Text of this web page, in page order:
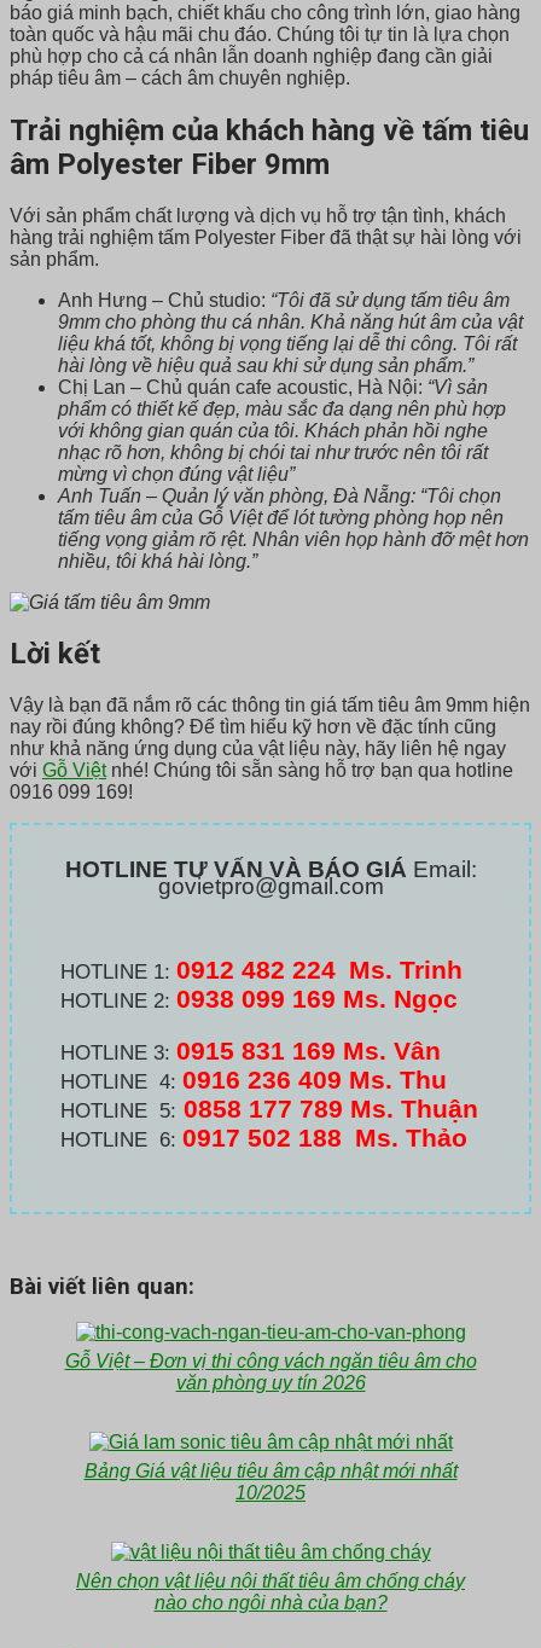
báo giá minh bạch, chiết khấu cho công trình lớn, giao hàng
toàn quốc và hậu mãi chu đáo. Chúng tôi tự tin là lựa chọn
phù hợp cho cả cá nhân lẫn doanh nghiệp đang cần giải
pháp tiêu âm – cách âm chuyên nghiệp.
Trải nghiệm của khách hàng về tấm tiêu
âm Polyester Fiber 9mm
Với sản phẩm chất lượng và dịch vụ hỗ trợ tận tình, khách
hàng trải nghiệm tấm Polyester Fiber đã thật sự hài lòng với
sản phẩm.
Anh Hưng – Chủ studio: “Tôi đã sử dụng tấm tiêu âm
9mm cho phòng thu cá nhân. Khả năng hút âm của vật
liệu khá tốt, không bị vọng tiếng lại dễ thi công. Tôi rất
hài lòng về hiệu quả sau khi sử dụng sản phẩm.”
Chị Lan – Chủ quán cafe acoustic, Hà Nội: “Vì sản
phẩm có thiết kế đẹp, màu sắc đa dạng nên phù hợp
với không gian quán của tôi. Khách phản hồi nghe
nhạc rõ hơn, không bị chói tai như trước nên tôi rất
mừng vì chọn đúng vật liệu”
Anh Tuấn – Quản lý văn phòng, Đà Nẵng: “Tôi chọn
tấm tiêu âm của Gỗ Việt để lót tường phòng họp nên
tiếng vọng giảm rõ rệt. Nhân viên họp hành đỡ mệt hơn
nhiều, tôi khá hài lòng.”
Lời kết
Vậy là bạn đã nắm rõ các thông tin giá tấm tiêu âm 9mm hiện
nay rồi đúng không? Để tìm hiểu kỹ hơn về đặc tính cũng
như khả năng ứng dụng của vật liệu này, hãy liên hệ ngay
với Gỗ Việtnhé! Chúng tôi sẵn sàng hỗ trợ bạn qua hotline
0916 099 169!
HOTLINE TƯ VẤN VÀ BÁO GIÁ Email:
govietpro@gmail.com
HOTLINE 1: 0912 482 224 Ms. Trinh
HOTLINE 2: 0938 099 169 Ms. Ngọc
HOTLINE 3: 0915 831 169 Ms. Vân
HOTLINE 4: 0916 236 409 Ms. Thu
HOTLINE 5: 0858 177 789 Ms. Thuận
HOTLINE 6: 0917 502 188 Ms. Thảo
Bài viết liên quan:
Gỗ Việt – Đơn vị thi công vách ngăn tiêu âm cho
văn phòng uy tín 2026
Bảng Giá vật liệu tiêu âm cập nhật mới nhất
10/2025
Nên chọn vật liệu nội thất tiêu âm chống cháy
nào cho ngôi nhà của bạn?